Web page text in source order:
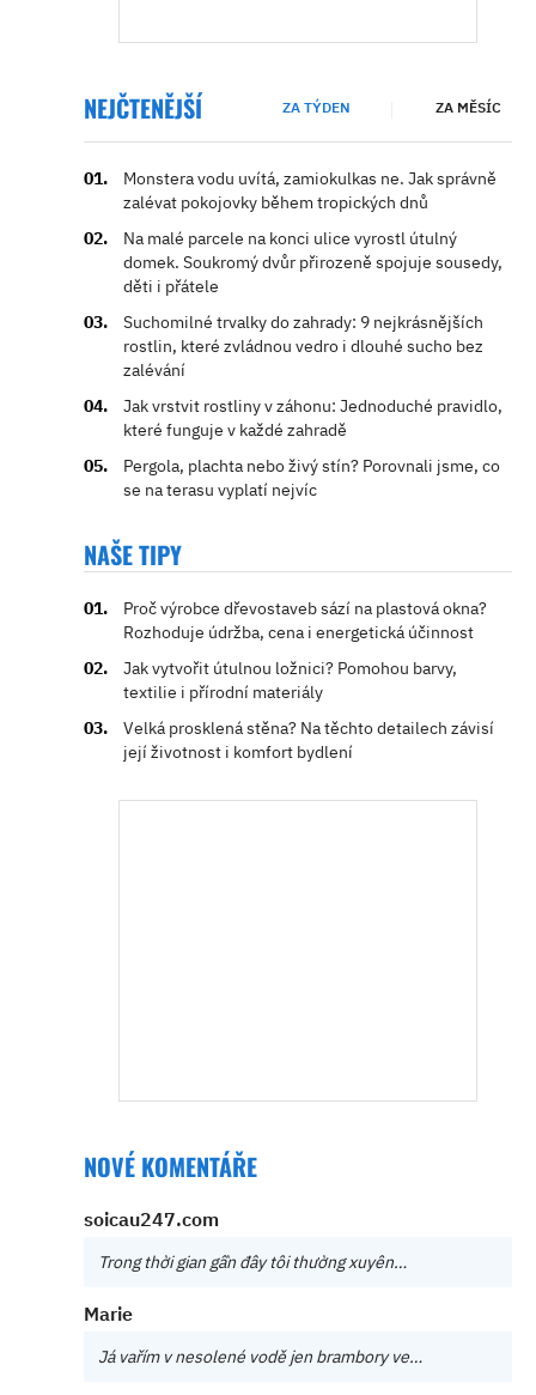
NEJČTENĚJŠÍ ZA TÝDEN ZA MĚSÍC
Monstera vodu uvítá, zamiokulkas ne. Jak správně
zalévat pokojovky během tropických dnů
Na malé parcele na konci ulice vyrostl útulný
domek. Soukromý dvůr přirozeně spojuje sousedy,
děti i přátele
Suchomilné trvalky do zahrady: 9 nejkrásnějších
rostlin, které zvládnou vedro i dlouhé sucho bez
zalévání
Jak vrstvit rostliny v záhonu: Jednoduché pravidlo,
které funguje v každé zahradě
Pergola, plachta nebo živý stín? Porovnali jsme, co
se na terasu vyplatí nejvíc
NAŠE TIPY
Proč výrobce dřevostaveb sází na plastová okna?
Rozhoduje údržba, cena i energetická účinnost
Jak vytvořit útulnou ložnici? Pomohou barvy,
textilie i přírodní materiály
Velká prosklená stěna? Na těchto detailech závisí
její životnost i komfort bydlení
NOVÉ KOMENTÁŘE
soicau247.com
Trong thời gian gần đây tôi thường xuyên…
Marie
Já vařím v nesolené vodě jen brambory ve…